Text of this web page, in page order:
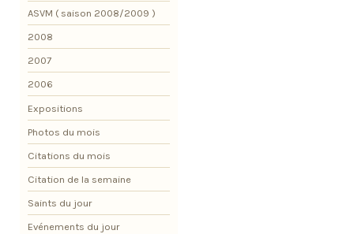
ASVM ( saison 2008/2009 )
2008
2007
2006
Expositions
Photos du mois
Citations du mois
Citation de la semaine
Saints du jour
Evénements du jour